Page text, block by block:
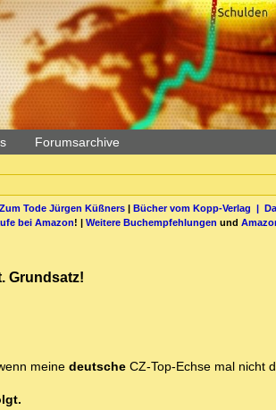
Forumsarchive
Zum Tode Jürgen Küßners| Bücher vom Kopp-Verlag |
bei Amazon! | Weitere Buchempfehlungen und
Grundsatz!
meine deutsche CZ-Top-Echse mal nicht